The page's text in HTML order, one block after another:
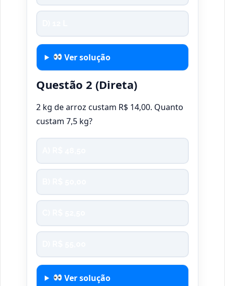
Ver solução
Questão 2 (Direta)
2 kg de arroz custam R$ 14,00. Quanto
custam 7,5 kg?
Ver solução